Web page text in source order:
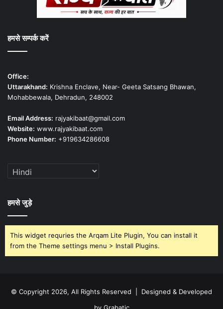
हमसे सम्पर्क करें
Office:
Uttarakhand: Krishna Enclave, Near- Geeta Satsang Bhawan,
Mohabbewala, Dehradun, 248002
Email Address: rajyakibaat@gmail.com
Website: www.rajyakibaat.com
Phone Number: +919634286608
हमसे जुड़े
This widget requries the Arqam Lite Plugin, You can install it
from the Theme settings menu > Install Plugins.
© Copyright 2026, All Rights Reserved | Designed & Developed